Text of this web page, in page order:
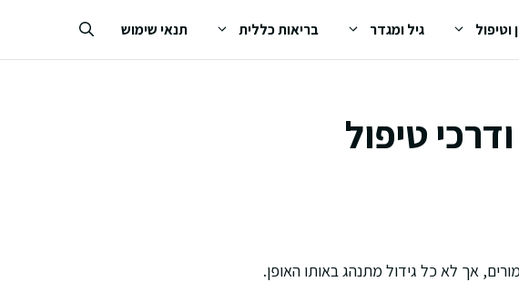
וטיפול גיל ומגדר בריאות כללית תנאי שימוש
טיפול
אך לא כל גידול מתנהג באותו האופן.